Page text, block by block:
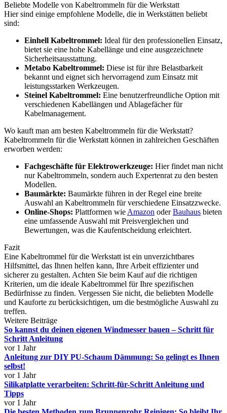
Beliebte Modelle von Kabeltrommeln für die Werkstatt
Hier sind einige empfohlene Modelle, die in Werkstätten beliebt
sind:
Einhell Kabeltrommel: Ideal für den professionellen Einsatz,
bietet sie eine hohe Kabellänge und eine ausgezeichnete
Sicherheitsausstattung.
Metabo Kabeltrommel: Diese ist für ihre Belastbarkeit
bekannt und eignet sich hervorragend zum Einsatz mit
leistungsstarken Werkzeugen.
Steinel Kabeltrommel: Eine benutzerfreundliche Option mit
verschiedenen Kabellängen und Ablagefächer für
Kabelmanagement.
Wo kauft man am besten Kabeltrommeln für die Werkstatt?
Kabeltrommeln für die Werkstatt können in zahlreichen Geschäften
erworben werden:
Fachgeschäfte für Elektrowerkzeuge: Hier findet man nicht
nur Kabeltrommeln, sondern auch Expertenrat zu den besten
Modellen.
Baumärkte: Baumärkte führen in der Regel eine breite
Auswahl an Kabeltrommeln für verschiedene Einsatzzwecke.
Online-Shops: Plattformen wie Amazon oderBauhaus bieten
eine umfassende Auswahl mit Preisvergleichen und
Bewertungen, was die Kaufentscheidung erleichtert.
Fazit
Eine Kabeltrommel für die Werkstatt ist ein unverzichtbares
Hilfsmittel, das Ihnen helfen kann, Ihre Arbeit effizienter und
sicherer zu gestalten. Achten Sie beim Kauf auf die richtigen
Kriterien, um die ideale Kabeltrommel für Ihre spezifischen
Bedürfnisse zu finden. Vergessen Sie nicht, die beliebten Modelle
und Kauforte zu berücksichtigen, um die bestmögliche Auswahl zu
treffen.
Weitere Beiträge
So kannst du deinen eigenen Windmesser bauen – Schritt für
Schritt Anleitung
vor 1 Jahr
Anleitung zur DIY PU-Schaum Dämmung: So gelingt es Ihnen
selbst!
vor 1 Jahr
Silikatplatte verarbeiten: Schritt-für-Schritt Anleitung und
Tipps
vor 1 Jahr